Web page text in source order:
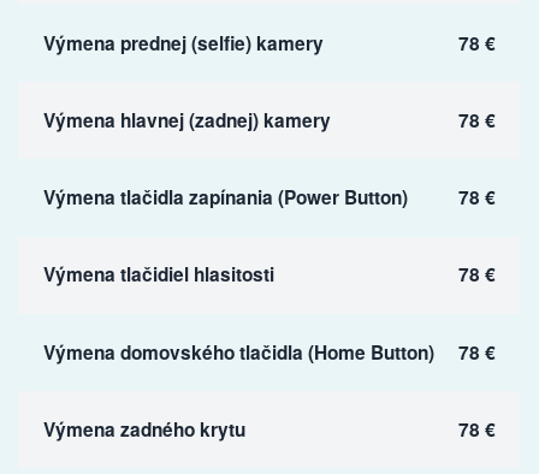
Výmena prednej (selfie) kamery 78 €
Výmena hlavnej (zadnej) kamery 78 €
Výmena tlačidla zapínania (Power Button) 78 €
Výmena tlačidiel hlasitosti 78 €
Výmena domovského tlačidla (Home Button) 78 €
Výmena zadného krytu 78 €